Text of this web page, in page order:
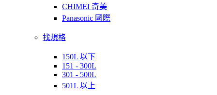
CHIMEI 奇美
Panasonic 國際
找規格
150L 以下
151 - 300L
301 - 500L
501L 以上